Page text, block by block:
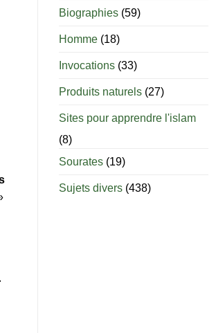
Biographies(59)
Homme(18)
Invocations(33)
Produits naturels(27)
Sites pour apprendre l'islam
(8)
Sourates(19)
Sujets divers(438)